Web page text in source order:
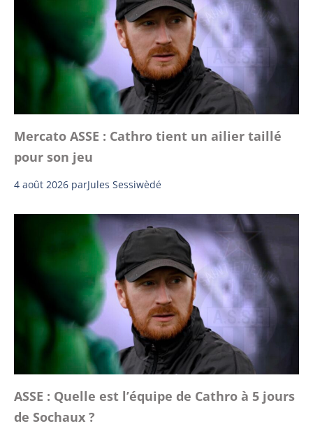
Mercato ASSE : Cathro tient un ailier taillé
pour son jeu
4 août 2026 parJules Sessiwèdé
ASSE : Quelle est l’équipe de Cathro à 5 jours
de Sochaux ?